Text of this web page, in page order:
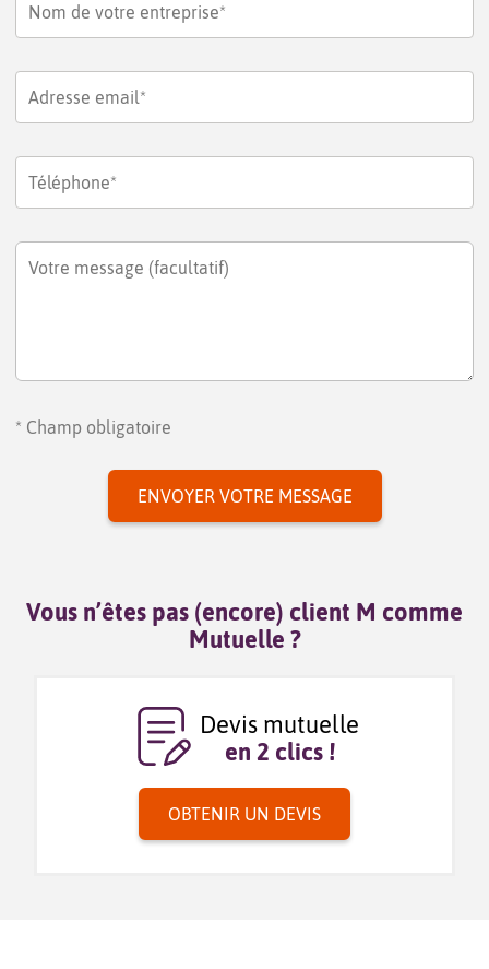
Nom de votre entreprise*
Adresse email*
Téléphone*
Votre message (facultatif)
* Champ obligatoire
Vous n’êtes pas (encore) client M comme
Mutuelle ?
Devis mutuelle
en 2 clics !
OBTENIR UN DEVIS